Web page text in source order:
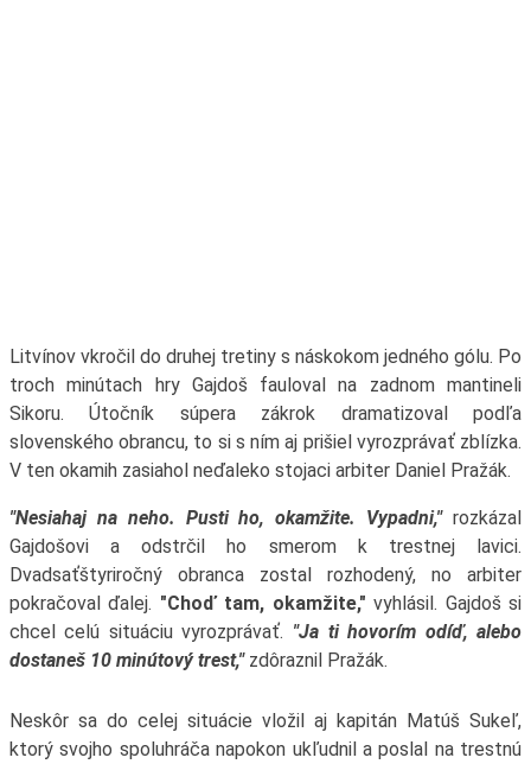
Litvínov vkročil do druhej tretiny s náskokom jedného gólu. Po
troch minútach hry Gajdoš fauloval na zadnom mantineli
Sikoru. Útočník súpera zákrok dramatizoval podľa
slovenského obrancu, to si s ním aj prišiel vyrozprávať zblízka.
V ten okamih zasiahol neďaleko stojaci arbiter Daniel Pražák.
"Nesiahaj na neho. Pusti ho, okamžite. Vypadni,"rozkázal
Gajdošovi a odstrčil ho smerom k trestnej lavici.
Dvadsaťštyriročný obranca zostal rozhodený, no arbiter
pokračoval ďalej. "Choď tam, okamžite," vyhlásil. Gajdoš si
chcel celú situáciu vyrozprávať. "Ja ti hovorím odíď, alebo
dostaneš 10 minútový trest,"zdôraznil Pražák.
Neskôr sa do celej situácie vložil aj kapitán Matúš Sukeľ,
ktorý svojho spoluhráča napokon ukľudnil a poslal na trestnú